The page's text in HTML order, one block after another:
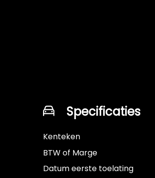
Specificaties
Kenteken
BTW of Marge
Datum eerste toelating